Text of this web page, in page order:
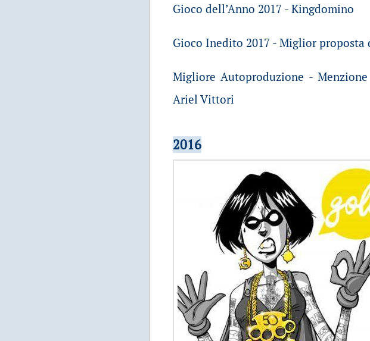
Gioco dell’Anno 2017 - Kingdomino
Gioco Inedito 2017 - Miglior
Migliore Autoproduzione -
Ariel Vittori
2016